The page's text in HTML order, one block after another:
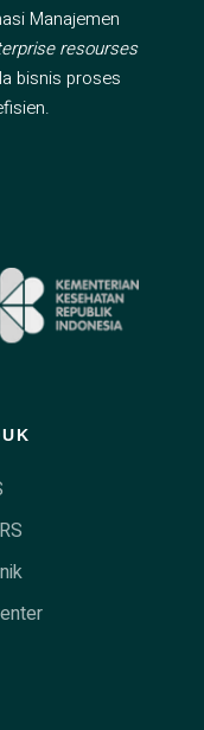
Manajemen
resourses
bisnis proses